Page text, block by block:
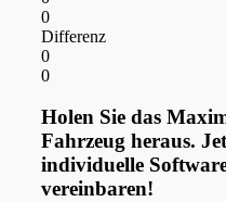
0
Differenz
0
0
Holen Sie das
Fahrzeug heraus.
individuelle
vereinbaren!